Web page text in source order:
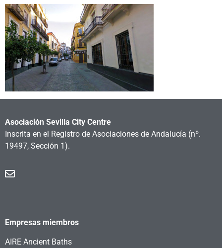
Asociación Sevilla City Centre
Inscrita en el Registro de Asociaciones de Andalucía (nº.
19497, Sección 1).
Empresas miembros
AIRE Ancient Baths